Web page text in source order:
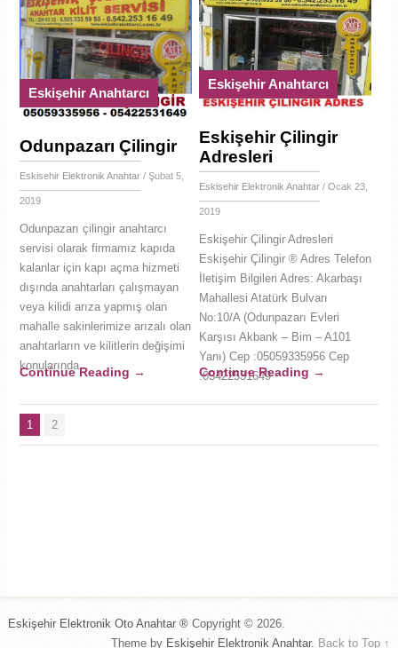
https://eskisehircilingir.org/
https://www.eskisehiranahtarci.gen.tr/
https://www.eskisehircilingir.net/
https://eskisehircilingir.com.tr/
https://eskisehirelektronikanahtar.com/
https://eskisehircilingir.web.tr/
https://eskisehirelektronikanahtar.com.tr/
https://www.eskisehirisilanlari.com/
https://eskisehirfirmarehber.com/
https://eskisehirgarajkumandasi.com/
https://www.eskisehirotoanahtari.com/
https://eskisehirfirmarehberi.com.tr/
https://eskisehirkasacilingir.com/
https://www.maycananahtar.com/
https://eskisehiriklimlendirme.com.tr/
https://www.eskisehirotoanahtar.com/
Eskişehir Anahtarcı
Odunpazarı Çilingir
Eskisehir Elektronik Anahtar/ Şubat 5,
2019
Odunpazarı çilingir anahtarcı
servisi olarak firmamız kapıda
kalanlar için kapı açma hizmeti
dışında anahtarları çalışmayan
veya kilidi arıza yapmış olan
mahalle sakinlerimize arızalı olan
anahtarların ve kilitlerin değişimi
konularında
Continue Reading →
Eskişehir Anahtarcı
Eskişehir Çilingir
Adresleri
Eskisehir Elektronik Anahtar/ Ocak 23,
2019
Eskişehir Çilingir Adresleri
Eskişehir Çilingir ® Adres Telefon
İletişim Bilgileri Adres: Akarbaşı
Mahallesi Atatürk Bulvarı
No:10/A (Odunpazarı Evleri
Karşısı Akbank – Bim – A101
Yanı) Cep :05059335956 Cep
:05422531649
Continue Reading →
1 2
Eskişehir Elektronik Oto Anahtar ®Copyright © 2026.
Theme by Eskişehir Elektronik Anahtar. Back to Top ↑